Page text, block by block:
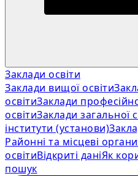
Заклади освіти
Заклади вищої освіти
освітиЗаклади
освітиЗаклади загальної
інститути (установи)
Районні та місцеві
освітиВідкриті даніЯк
пошук